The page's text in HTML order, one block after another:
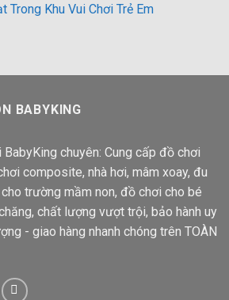
Trong Khu Vui Chơi Trẻ Em
BABYKING
chuyên: Cung cấp đồ chơi
composite, nhà hơi, mâm xoay, đu
trường mầm non, đồ chơi cho bé
chất lượng vượt trội, bảo hành uy
- giao hàng nhanh chóng trên TOÀN